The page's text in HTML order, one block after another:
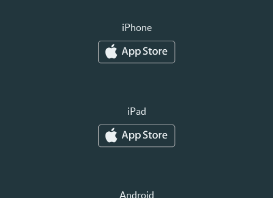
iPhone
iPad
Android